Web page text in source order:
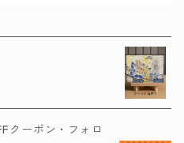
クーポン・フォロ